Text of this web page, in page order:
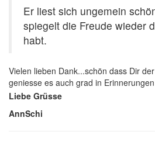
Er liest sich ungemein
spiegelt die Freude wieder
habt.
Vielen lieben Dank...schön dass Dir
geniesse es auch grad in
Liebe Grüsse
AnnSchi